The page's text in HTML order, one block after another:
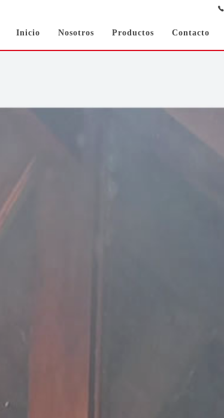
Inicio Nosotros Productos Contacto